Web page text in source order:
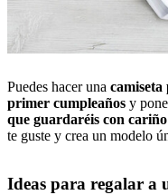
Puedes hacer una camiseta
primer cumpleaños y
que guardaréis con
te guste y crea un modelo
Ideas para regalar a